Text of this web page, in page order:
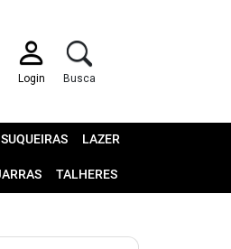
Login Busca
LAZER
TALHERES